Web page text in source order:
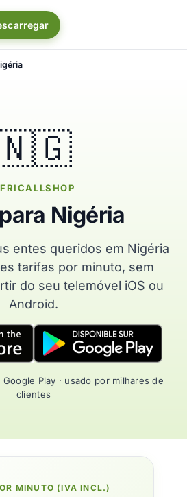
Nigéria
entes queridos em Nigéria
tarifas por minuto, sem
do seu telemóvel iOS ou
Android.
Play · usado por milhares de
clientes
MINUTO (IVA INCL.)